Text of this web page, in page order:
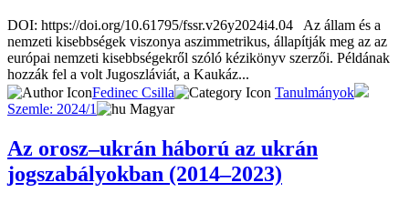
DOI: https://doi.org/10.61795/fssr.v26y2024i4.04 Az állam és a
nemzeti kisebbségek viszonya aszimmetrikus, állapítják meg az az
európai nemzeti kisebbségekről szóló kézikönyv szerzői. Példának
hozzák fel a volt Jugoszláviát, a Kaukáz...
Fedinec Csilla
Tanulmányok
Szemle: 2024/1
Magyar
Az orosz–ukrán háború az ukrán
jogszabályokban (2014–2023)